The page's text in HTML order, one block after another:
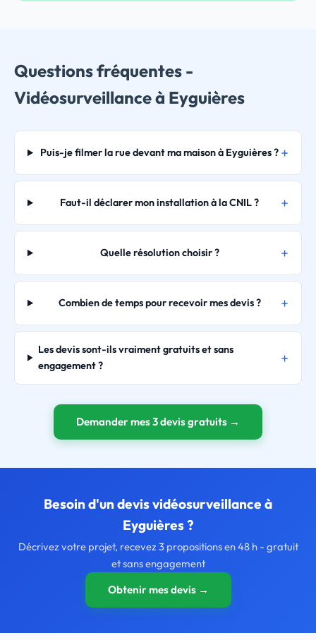
Questions fréquentes -
Vidéosurveillance à Eyguières
Puis-je filmer la rue devant ma maison à Eyguières ?
Faut-il déclarer mon installation à la CNIL ?
Quelle résolution choisir ?
Combien de temps pour recevoir mes devis ?
Les devis sont-ils vraiment gratuits et sans
engagement ?
Demander mes 3 devis gratuits →
Besoin d'un devis vidéosurveillance à
Eyguières ?
Décrivez votre projet, recevez 3 propositions en 48 h - gratuit
et sans engagement
Obtenir mes devis →